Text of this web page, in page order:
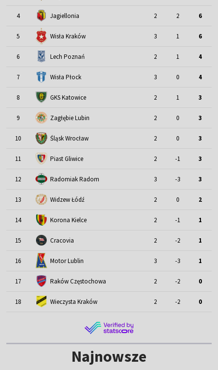
4 Jagiellonia 2 2 6
5 Wisła Kraków 3 1 6
6 Lech Poznań 2 1 4
7 Wisła Płock 3 0 4
8 GKS Katowice 2 1 3
9 Zagłębie Lubin 2 0 3
10 Śląsk Wrocław 2 0 3
11 Piast Gliwice 2 -1 3
12 Radomiak Radom 3 -3 3
13 Widzew Łódź 2 0 2
14 Korona Kielce 2 -1 1
15 Cracovia 2 -2 1
16 Motor Lublin 3 -3 1
17 Raków Częstochowa 2 -2 0
18 Wieczysta Kraków 2 -2 0
Najnowsze